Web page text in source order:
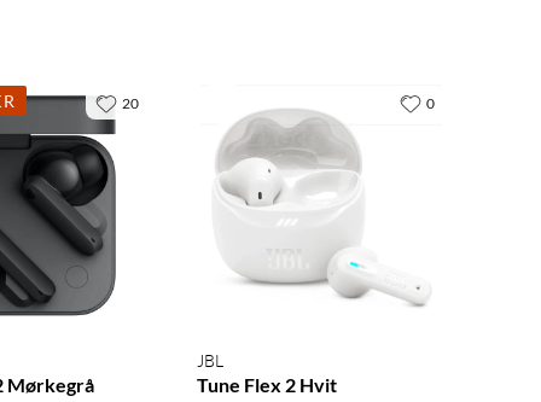
Mørkegrå
20
JBL
Tune Flex 2 Hvit
0